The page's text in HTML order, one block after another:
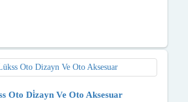
Oto Di̇zayn Ve Oto Aksesuar